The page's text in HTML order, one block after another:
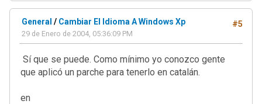
#5
General / Cambiar El Idioma A Windows Xp
29 de Enero de 2004, 05:36:09 PM
Sí que se puede. Como mínimo yo conozco gente
que aplicó un parche para tenerlo en catalán.
en